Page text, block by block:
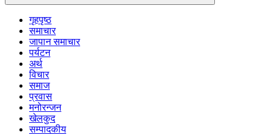
गृहपृष्ठ
समाचार
जापान समाचार
पर्यटन
अर्थ
विचार
समाज
प्रवास
मनोरन्जन
खेलकुद
सम्पादकीय